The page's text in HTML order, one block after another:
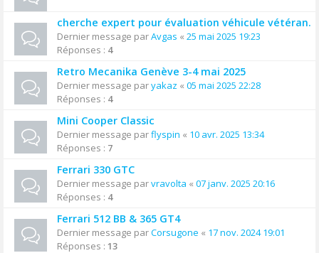
cherche expert pour évaluation véhicule vétéran.
Dernier message parAvgas « 25 mai 2025 19:23
Réponses : 4
Retro Mecanika Genève 3-4 mai 2025
Dernier message paryakaz « 05 mai 2025 22:28
Réponses : 4
Mini Cooper Classic
Dernier message parflyspin « 10 avr. 2025 13:34
Réponses : 7
Ferrari 330 GTC
Dernier message parvravolta « 07 janv. 2025 20:16
Réponses : 4
Ferrari 512 BB & 365 GT4
Dernier message parCorsugone « 17 nov. 2024 19:01
Réponses : 13